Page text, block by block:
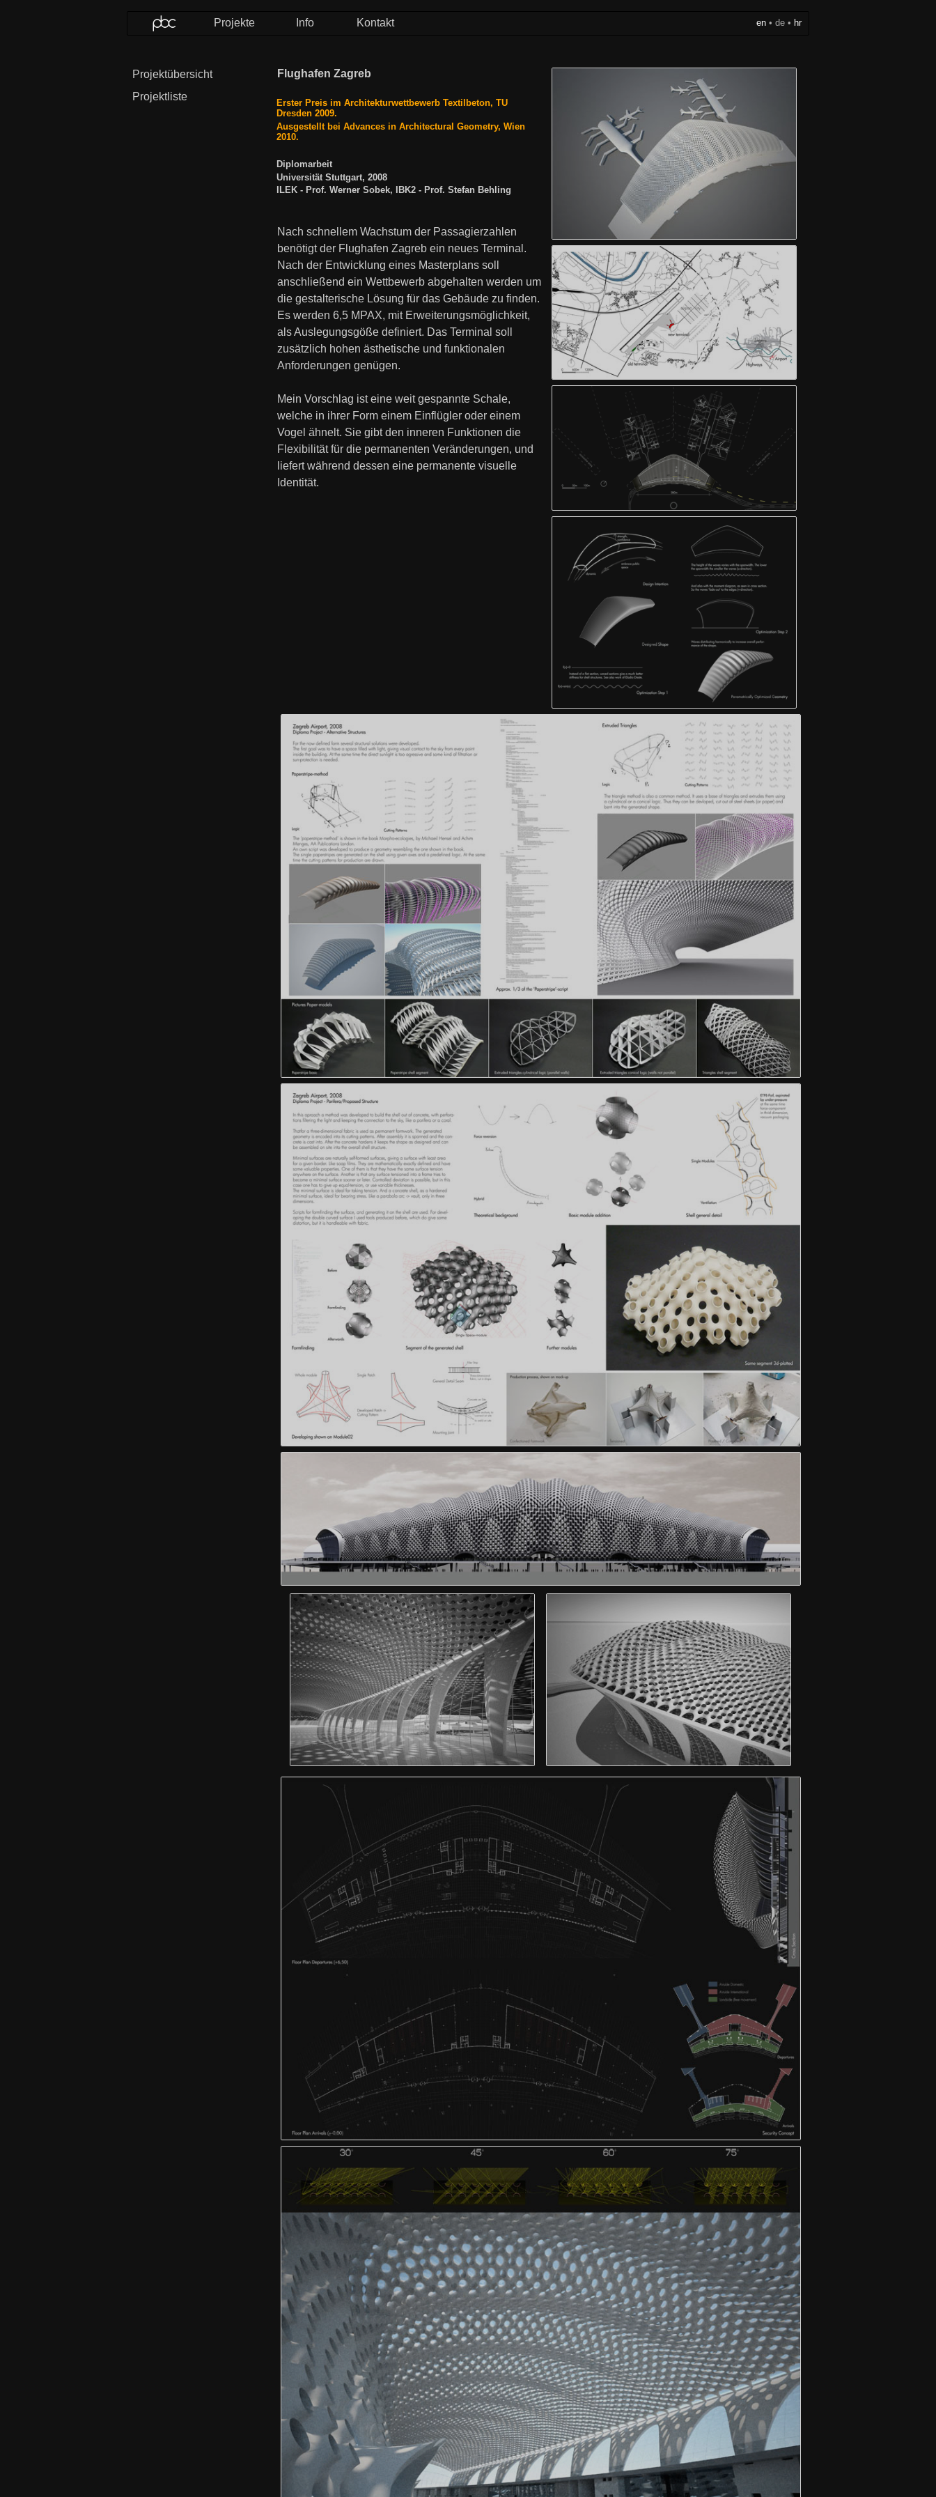
Projekte Info Kontakt en • de • hr
Projektübersicht
Projektliste
Flughafen Zagreb
Erster Preis im Architekturwettbewerb Textilbeton, TU
Dresden 2009.
Ausgestellt bei Advances in Architectural Geometry, Wien
2010.
Diplomarbeit
Universität Stuttgart, 2008
ILEK - Prof. Werner Sobek, IBK2 - Prof. Stefan Behling
Nach schnellem Wachstum der Passagierzahlen
benötigt der Flughafen Zagreb ein neues Terminal.
Nach der Entwicklung eines Masterplans soll
anschließend ein Wettbewerb abgehalten werden um
die gestalterische Lösung für das Gebäude zu finden.
Es werden 6,5 MPAX, mit Erweiterungsmöglichkeit,
als Auslegungsgöße definiert. Das Terminal soll
zusätzlich hohen ästhetische und funktionalen
Anforderungen genügen.
Mein Vorschlag ist eine weit gespannte Schale,
welche in ihrer Form einem Einflügler oder einem
Vogel ähnelt. Sie gibt den inneren Funktionen die
Flexibilität für die permanenten Veränderungen, und
liefert während dessen eine permanente visuelle
Identität.